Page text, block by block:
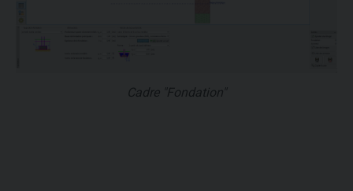
Cadre "Fondation"